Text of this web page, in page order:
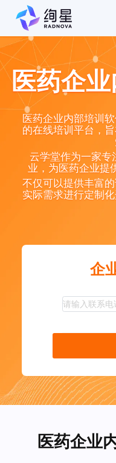
医药企
医药企业内部培训
的在线培训平台，
云学堂作为一家专
业，为医药企业提
不仅可以提供丰富
实际需求进行定制
企
医药企业